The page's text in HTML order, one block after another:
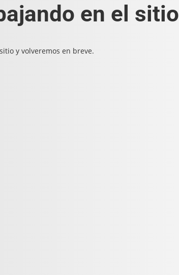
en el sitio
y volveremos en breve.